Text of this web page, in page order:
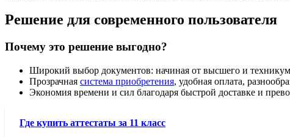
Решение для современного пользователя
Почему это решение выгодно?
Широкий выбор документов: начиная от высшего и
Прозрачная система приобретения, удобная оплата,
Экономия времени и сил благодаря быстрой доставке и
Где купить аттестаты за 11 класс